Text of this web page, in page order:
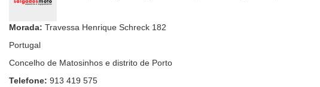
Morada: Travessa Henrique Schreck 182
Portugal
Concelho de Matosinhos e distrito de Porto
Telefone: 913 419 575